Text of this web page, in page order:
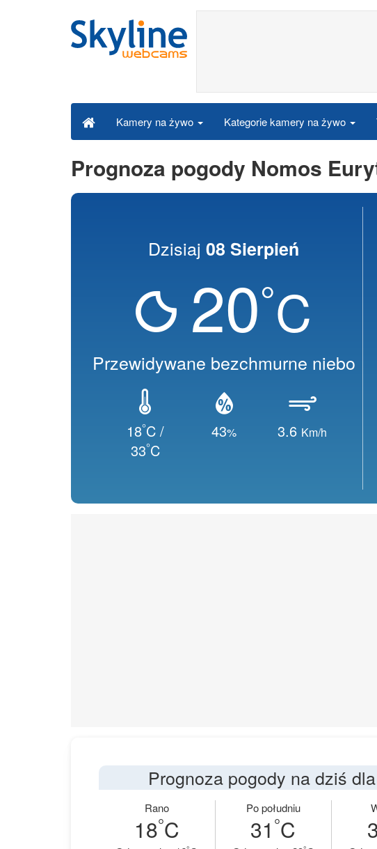
Kamery na żywo Kategorie kamery na żywo
Prognoza pogody Nomos
Dzisiaj 08 Sierpień
20°C
Przewidywane bezchmurne niebo
18°C /
33°C
43% 3.6 Km/h
Prognoza pogody na dziś
Rano
18°C
Po południu
31 °C